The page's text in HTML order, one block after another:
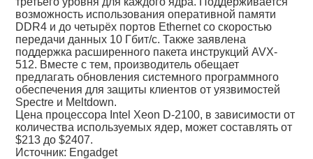
возможность использования оперативной памяти
DDR4 и до четырёх портов Ethernet со скоростью
передачи данных 10 Гбит/с. Также заявлена
поддержка расширенного пакета инструкций AVX-
512. Вместе с тем, производитель обещает
предлагать обновления системного программного
обеспечения для защиты клиентов от уязвимостей
Spectre и Meltdown.
Цена процессора Intel Xeon D-2100, в зависимости от
количества используемых ядер, может составлять от
$213 до $2407.
Источник: Engadget